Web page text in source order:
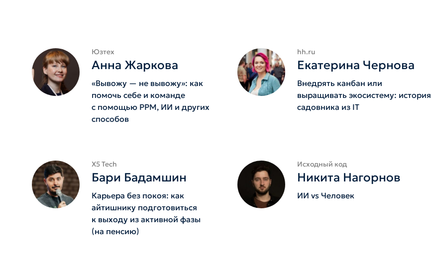
Юзтех
Анна Жаркова
«Вывожу — не вывожу»: как
помочь себе и команде
с помощью PPM, ИИ и других
способов
hh.ru
Екатерина Чернова
Внедрять канбан или
выращивать экосистему: история
садовника из IT
X5 Tech
Бари Бадамшин
Карьера без покоя: как
айтишнику подготовиться
к выходу из активной фазы
(на пенсию)
Исходный код
Никита Нагорнов
ИИ vs Человек